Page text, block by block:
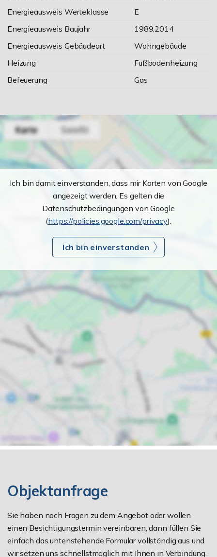
Energieausweis Werteklasse
E
Energieausweis Baujahr
1989,2014
Energieausweis Gebäudeart
Wohngebäude
Heizung
Fußbodenheizung
Befeuerung
Gas
Ich bin damit einverstanden, dass mir Karten von Google
angezeigt werden. Es gelten die
Datenschutzbedingungen von Google
(https://policies.google.com/privacy).
Ich bin einverstanden
Objektanfrage
Sie haben noch Fragen zu dem Angebot oder wollen
einen Besichtigungstermin vereinbaren, dann füllen Sie
einfach das untenstehende Formular vollständig aus und
wir setzen uns schnellstmöglich mit Ihnen in Verbindung.